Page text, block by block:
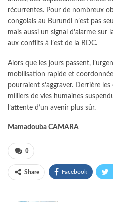
récurrentes. Pour de nombreux
congolais au Burundi n’est pas
mais aussi un signal d’alarme
aux conflits à l’est de la RDC.
Alors que les jours passent,
mobilisation rapide et
pourraient s’aggraver. Derrière
milliers de vies humaines
l’attente d’un avenir plus sûr.
Mamadouba CAMARA
0
Share Facebook